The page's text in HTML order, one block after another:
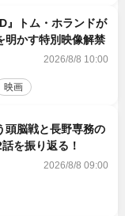
』トム・ホランドが
明かす特別映像解禁
2026/8/8 10:00
映画
頭脳戦と長野専務の
を振り返る！
2026/8/8 09:00